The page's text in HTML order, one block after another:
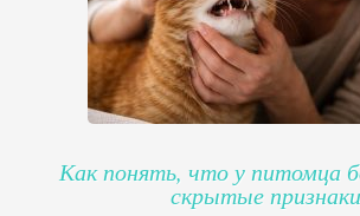
Как понять, что у питомца
скрытые признаки